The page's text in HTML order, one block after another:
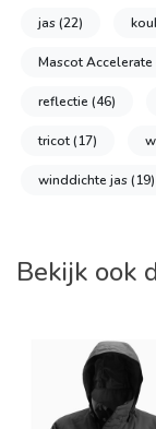
jas(22)
Mascot Accelerate
reflectie (46)
tricot(17)
winddichte jas(19)
Bekijk ook